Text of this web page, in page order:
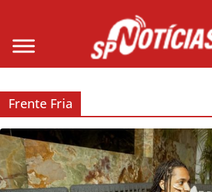
Frente Fria